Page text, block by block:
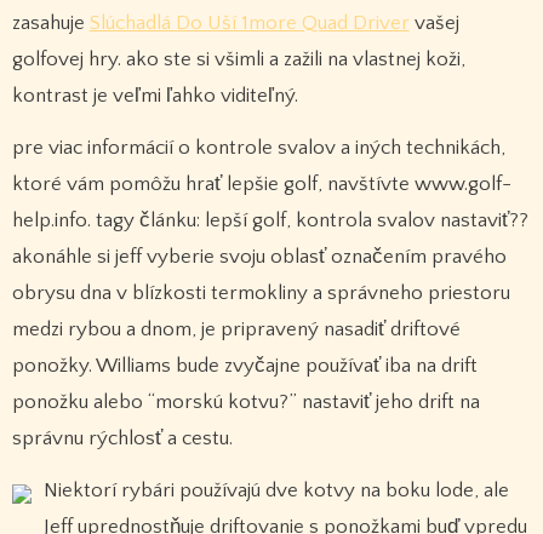
zasahuje Slúchadlá Do Uší 1more Quad Drivervašej
golfovej hry. ako ste si všimli a zažili na vlastnej koži,
kontrast je veľmi ľahko viditeľný.
pre viac informácií o kontrole svalov a iných technikách,
ktoré vám pomôžu hrať lepšie golf, navštívte www.golf-
help.info. tagy článku: lepší golf, kontrola svalov nastaviť??
akonáhle si jeff vyberie svoju oblasť označením pravého
obrysu dna v blízkosti termokliny a správneho priestoru
medzi rybou a dnom, je pripravený nasadiť driftové
ponožky. Williams bude zvyčajne používať iba na drift
ponožku alebo “morskú kotvu?” nastaviť jeho drift na
správnu rýchlosť a cestu.
Niektorí rybári používajú dve kotvy na boku lode, ale
Jeff uprednostňuje driftovanie s ponožkami buď vpredu